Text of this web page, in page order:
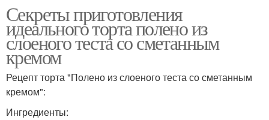
Секреты приготовления
идеального торта полено из
слоеного теста со сметанным
кремом
Рецепт торта "Полено из слоеного теста со сметанным
кремом":
Ингредиенты: